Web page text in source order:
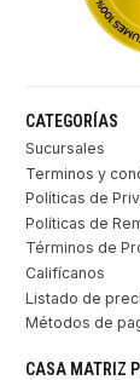
CATEGORÍAS
Sucursales
Terminos y
Políticas de
Políticas de
Términos de
Califícanos
Listado de
Métodos de
CASA MATRIZ